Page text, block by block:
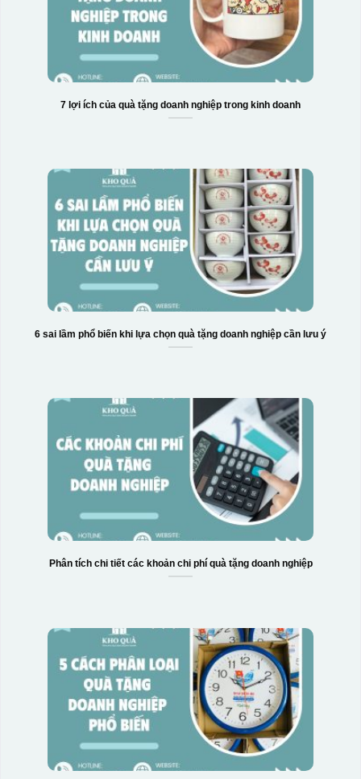
7 lợi ích của quà tặng doanh nghiệp trong kinh doanh
6 sai lầm phổ biến khi lựa chọn quà tặng doanh nghiệp cần lưu ý
Phân tích chi tiết các khoản chi phí quà tặng doanh nghiệp